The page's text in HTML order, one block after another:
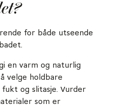
for både utseende
en varm og naturlig
velge holdbare
og slitasje. Vurder
som er